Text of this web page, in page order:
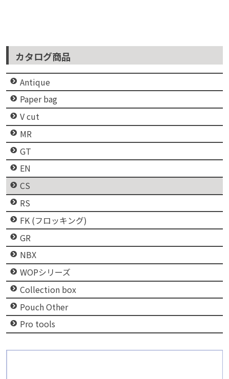
カタログ商品
Antique
Paper bag
V cut
MR
GT
EN
CS
RS
FK (フロッキング)
GR
NBX
WOPシリーズ
Collection box
Pouch Other
Pro tools